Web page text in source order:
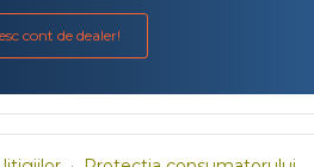
cont de dealer!